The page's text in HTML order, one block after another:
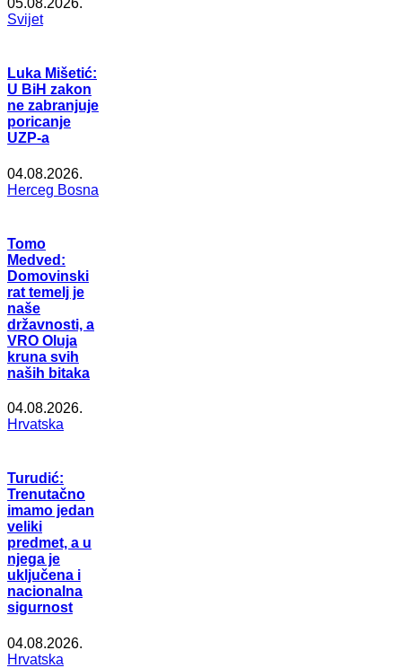
05.08.2026.
Svijet
Luka Mišetić:
U BiH zakon
ne zabranjuje
poricanje
UZP-a
04.08.2026.
Herceg Bosna
Tomo
Medved:
Domovinski
rat temelj je
naše
državnosti, a
VRO Oluja
kruna svih
naših bitaka
04.08.2026.
Hrvatska
Turudić:
Trenutačno
imamo jedan
veliki
predmet, a u
njega je
uključena i
nacionalna
sigurnost
04.08.2026.
Hrvatska